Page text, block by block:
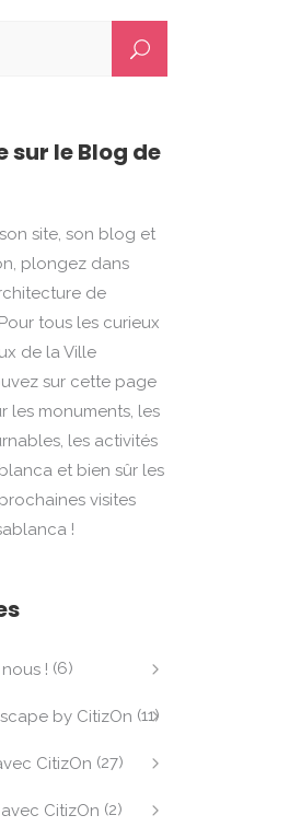
sur le Blog de
site, son blog et
plongez dans
de
tous les curieux
de la Ville
sur cette page
les monuments, les
les activités
et bien sûr les
visites
!
! (6)
by CitizOn (11)
CitizOn (27)
CitizOn (2)